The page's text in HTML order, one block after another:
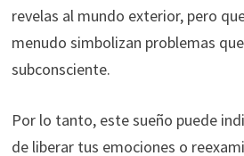
revelas al mundo exterior, pero
menudo simbolizan problemas
subconsciente.
Por lo tanto, este sueño puede
de liberar tus emociones o